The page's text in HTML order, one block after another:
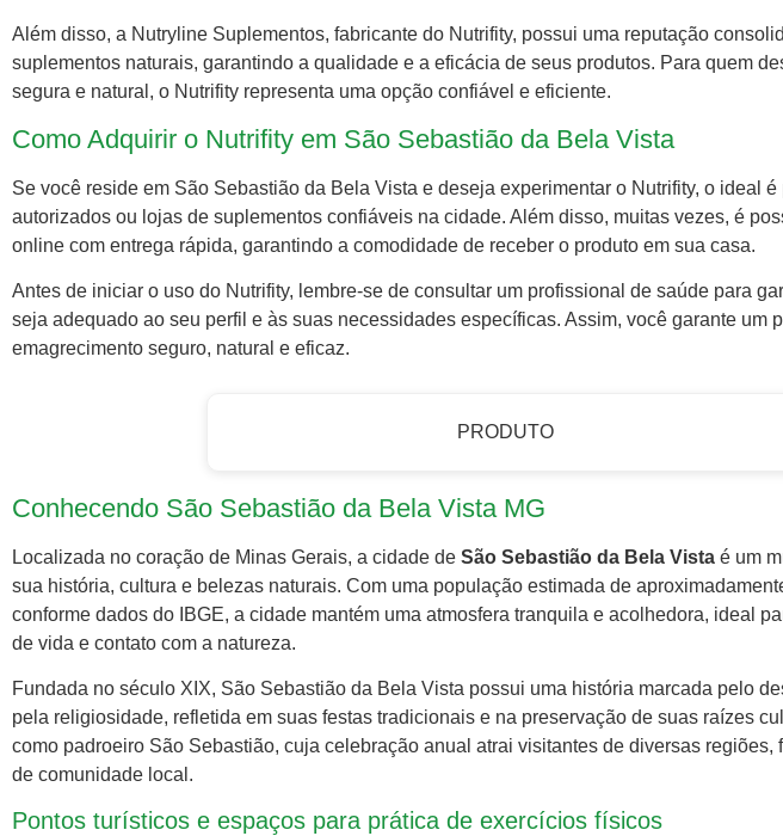
Além disso, a Nutryline Suplementos, fabricante do Nutrifity, possui uma reputação
suplementos naturais, garantindo a qualidade e a eficácia de seus produtos. Para quem
segura e natural, o Nutrifity representa uma opção confiável e eficiente.
Como Adquirir o Nutrifity em São Sebastião da Bela Vista
Se você reside em São Sebastião da Bela Vista e deseja experimentar o Nutrifity, o ideal
autorizados ou lojas de suplementos confiáveis na cidade. Além disso, muitas vezes, é
online com entrega rápida, garantindo a comodidade de receber o produto em sua casa.
Antes de iniciar o uso do Nutrifity, lembre-se de consultar um profissional de saúde para
seja adequado ao seu perfil e às suas necessidades específicas. Assim, você garante um
emagrecimento seguro, natural e eficaz.
PRODUTO
Conhecendo São Sebastião da Bela Vista MG
Localizada no coração de Minas Gerais, a cidade de São Sebastião da Bela Vista é um
sua história, cultura e belezas naturais. Com uma população estimada de
conforme dados do IBGE, a cidade mantém uma atmosfera tranquila e acolhedora, ideal
de vida e contato com a natureza.
Fundada no século XIX, São Sebastião da Bela Vista possui uma história marcada pelo
pela religiosidade, refletida em suas festas tradicionais e na preservação de suas raízes
como padroeiro São Sebastião, cuja celebração anual atrai visitantes de diversas regiões,
de comunidade local.
Pontos turísticos e espaços para prática de exercícios físicos